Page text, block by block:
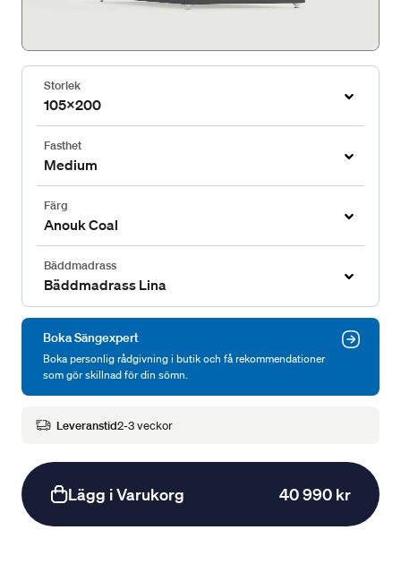
Storlek
105x200
Fasthet
Medium
Färg
Anouk Coal
Bäddmadrass
Bäddmadrass Lina
Boka Sängexpert
Boka personlig rådgivning i butik och få rekommendationer
som gör skillnad för din sömn.
Leveranstid2-3 veckor
Lägg i Varukorg 40 990 kr